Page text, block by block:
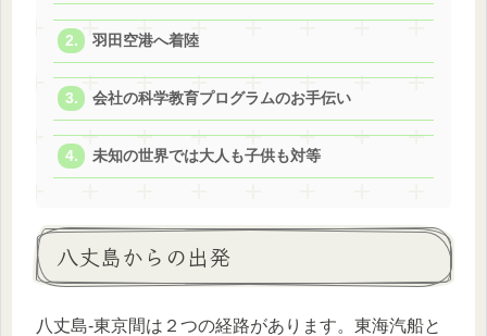
羽田空港へ着陸
会社の科学教育プログラムのお手伝い
未知の世界では大人も子供も対等
八丈島からの出発
八丈島-東京間は２つの経路があります。東海汽船と